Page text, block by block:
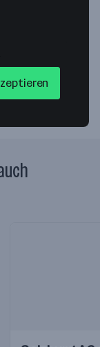
Einblicke
Einblicke